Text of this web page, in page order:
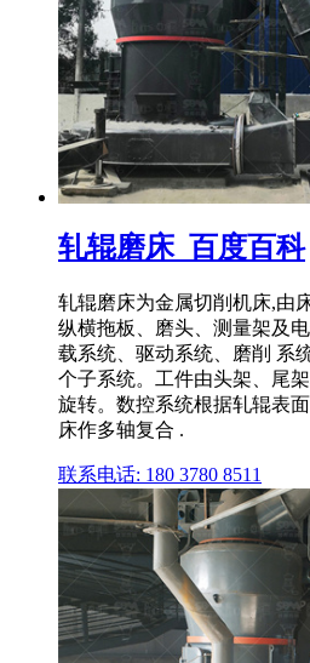
轧辊磨床_百度百科
轧辊磨床为金属切削机床,由
纵横拖板、磨头、测量架及
载系统、驱动系统、磨削 系
个子系统。工件由头架、尾
旋转。数控系统根据轧辊表
床作多轴复合 .
联系电话: 180 3780 8511